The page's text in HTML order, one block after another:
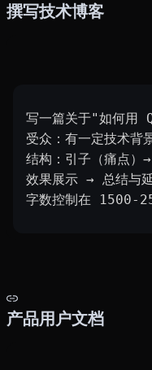
撰写技术博客
写一篇关于"如何用
受众：有一定技术背
结构：引子（痛点
效果展示 → 总结与延
字数控制在 1500-
产品用户文档